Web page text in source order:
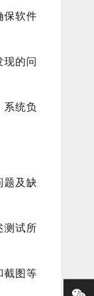
保软件
现的问
统负
题及缺
测试所
截图等